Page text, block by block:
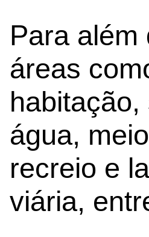
Para além
áreas
água,
recreio e
viária,